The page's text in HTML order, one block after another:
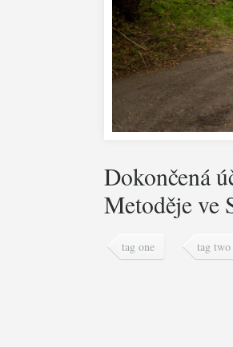
Dokončená
Metoděje ve
tag one tag